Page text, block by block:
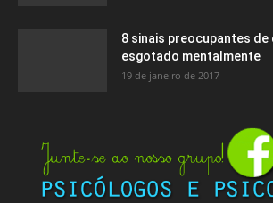
8 sinais preocupantes de
esgotado mentalmente
19 de janeiro de 2017